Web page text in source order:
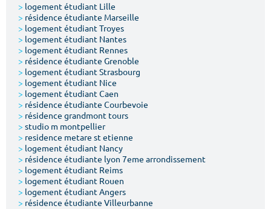
Votre date d'entrée
Chercher
> logement étudiant Lille
> résidence étudiante Marseille
> logement étudiant Troyes
> logement étudiant Nantes
> logement étudiant Rennes
> résidence étudiante Grenoble
> logement étudiant Strasbourg
> logement étudiant Nice
> logement étudiant Caen
> résidence étudiante Courbevoie
> résidence grandmont tours
> studio m montpellier
> residence metare st etienne
> logement étudiant Nancy
> résidence étudiante lyon 7eme arrondissement
> logement étudiant Reims
> logement étudiant Rouen
> logement étudiant Angers
> résidence étudiante Villeurbanne